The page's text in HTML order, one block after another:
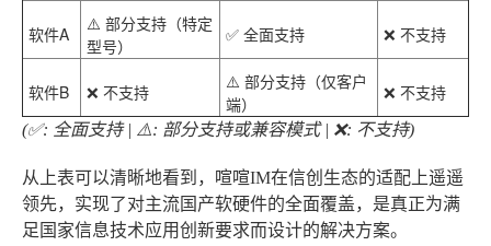
软件A
⚠️ 部分支持（特定
型号）
✅ 全面支持 ❌ 不支持
软件B ❌ 不支持
⚠️ 部分支持（仅客户
端）
❌ 不支持
(✅: 全面支持 | ⚠️: 部分支持或兼容模式 | ❌: 不支持)
从上表可以清晰地看到，喧喧IM在信创生态的适配上遥遥
领先，实现了对主流国产软硬件的全面覆盖，是真正为满
足国家信息技术应用创新要求而设计的解决方案。